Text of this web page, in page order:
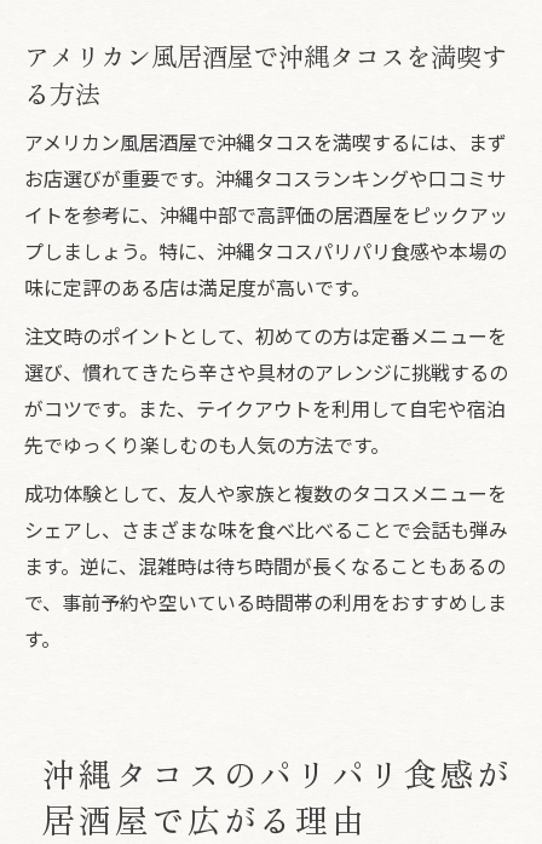
アメリカン風居酒屋で沖縄タコスを満喫す
る方法
アメリカン風居酒屋で沖縄タコスを満喫するには、まず
お店選びが重要です。沖縄タコスランキングや口コミサ
イトを参考に、沖縄中部で高評価の居酒屋をピックアッ
プしましょう。特に、沖縄タコスパリパリ食感や本場の
味に定評のある店は満足度が高いです。
注文時のポイントとして、初めての方は定番メニューを
選び、慣れてきたら辛さや具材のアレンジに挑戦するの
がコツです。また、テイクアウトを利用して自宅や宿泊
先でゆっくり楽しむのも人気の方法です。
成功体験として、友人や家族と複数のタコスメニューを
シェアし、さまざまな味を食べ比べることで会話も弾み
ます。逆に、混雑時は待ち時間が長くなることもあるの
で、事前予約や空いている時間帯の利用をおすすめしま
す。
沖縄タコスのパリパリ食感が
居酒屋で広がる理由